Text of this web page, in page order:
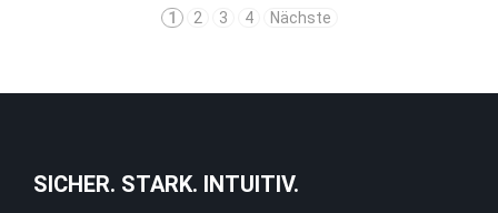
1 2 3 4 Nächste
SICHER. STARK. INTUITIV.